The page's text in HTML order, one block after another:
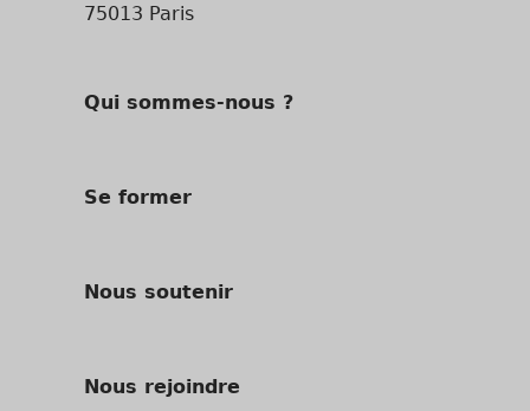
75013 Paris
Qui sommes-nous ?
Se former
Nous soutenir
Nous rejoindre